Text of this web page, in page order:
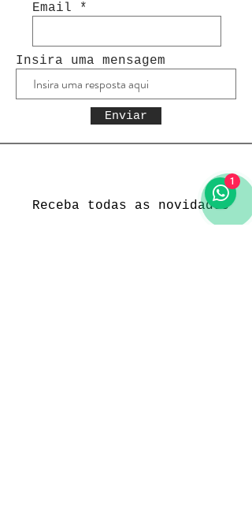
Email
Insira uma mensagem
Enviar
Receba todas as novidades
1